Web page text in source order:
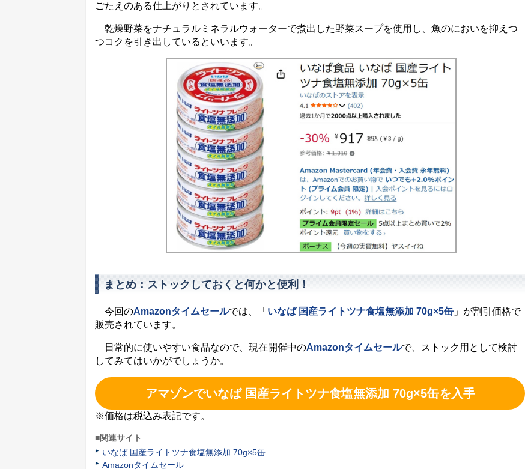
ごたえのある仕上がりとされています。
乾燥野菜をナチュラルミネラルウォーターで煮出した野菜スープを使用し、魚のにおいを抑えつ
つコクを引き出しているといいます。
まとめ：ストックしておくと何かと便利！
今回のAmazonタイムセールでは、「 いなば 国産ライトツナ食塩無添加 70g×5缶 」が割引価格で
販売されています。
日常的に使いやすい食品なので、現在開催中のAmazonタイムセールで、ストック用として検討
してみてはいかがでしょうか。
アマゾンでいなば 国産ライトツナ食塩無添加 70g×5缶を入手
※価格は税込み表記です。
■関連サイト
いなば 国産ライトツナ食塩無添加 70g×5缶
Amazonタイムセール